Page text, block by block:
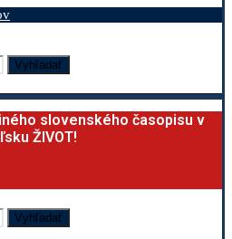
Vyhľadať
slovenského časopisu v
ŽIVOT!
Vyhľadať